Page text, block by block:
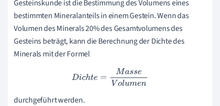
Gesteinskunde ist die Bestimmung des Volumens eines
bestimmten Mineralanteils in einem Gestein. Wenn das
Volumen des Minerals 20% des Gesamtvolumens des
Gesteins beträgt, kann die Berechnung der Dichte des
Minerals mit der Formel
Dichte= Ma sseVolumen
durchgeführt werden.